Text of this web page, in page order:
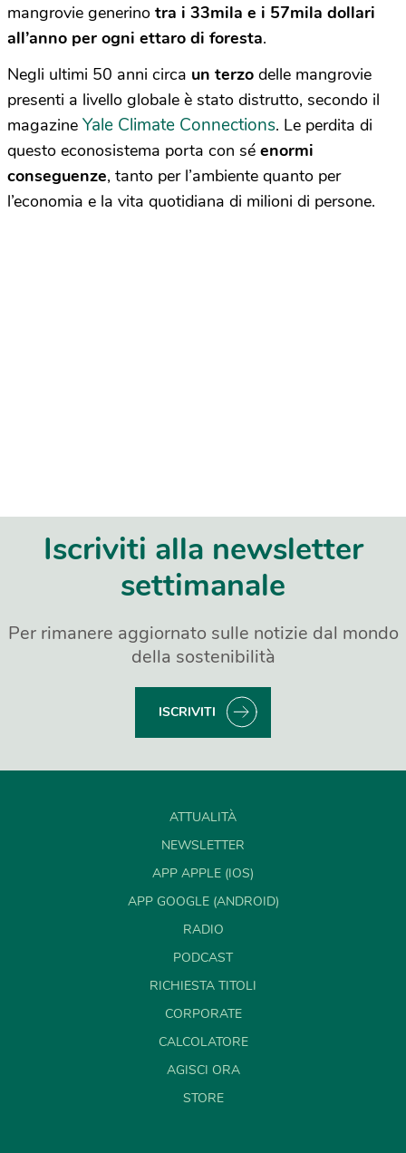
mangrovie generino tra i 33mila e i 57mila dollari
all’anno per ogni ettaro di foresta.
Negli ultimi 50 anni circa un terzo delle mangrovie
presenti a livello globale è stato distrutto, secondo il
magazine Yale Climate Connections. Le perdita di
questo econosistema porta con sé enormi
conseguenze, tanto per l’ambiente quanto per
l’economia e la vita quotidiana di milioni di persone.
Iscriviti alla newsletter
settimanale
Per rimanere aggiornato sulle notizie dal mondo
della sostenibilità
ISCRIVITI
ATTUALITÀ
NEWSLETTER
APP APPLE (IOS)
APP GOOGLE (ANDROID)
RADIO
PODCAST
RICHIESTA TITOLI
CORPORATE
CALCOLATORE
AGISCI ORA
STORE